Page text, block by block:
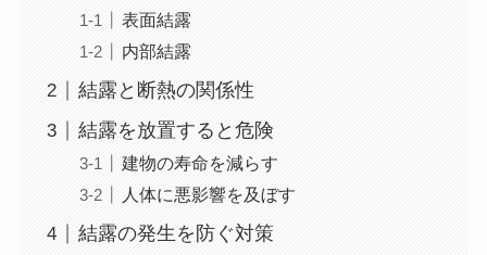
表面結露
内部結露
結露と断熱の関係性
結露を放置すると危険
建物の寿命を減らす
人体に悪影響を及ぼす
結露の発生を防ぐ対策